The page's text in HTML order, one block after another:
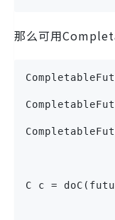
那么可用
C c =